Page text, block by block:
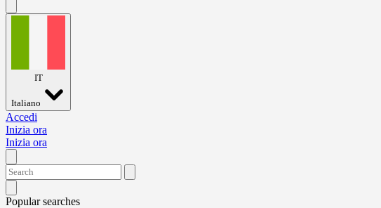
IT
Italiano
Accedi
Inizia ora
Inizia ora
Popular searches